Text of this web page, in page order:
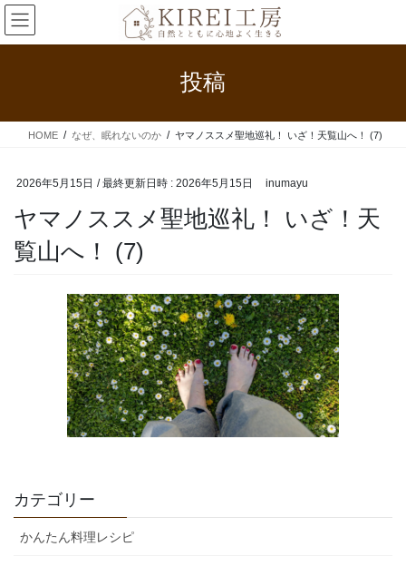
コ
ン
テ
ス
ナ
ビ
ゲ
ン
投稿
HOME なぜ、眠れないのか ヤマノススメ聖地巡礼！ いざ！天覧山へ！ (7)
2026年5月15日 / 最終更新日時 : 2026年5月15日 inumayu
ヤマノススメ聖地巡礼！ いざ！天
覧山へ！ (7)
カテゴリー
かんたん料理レシピ